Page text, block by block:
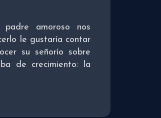
amoroso nos
le gustaría contar
su señorío sobre
de crecimiento: la